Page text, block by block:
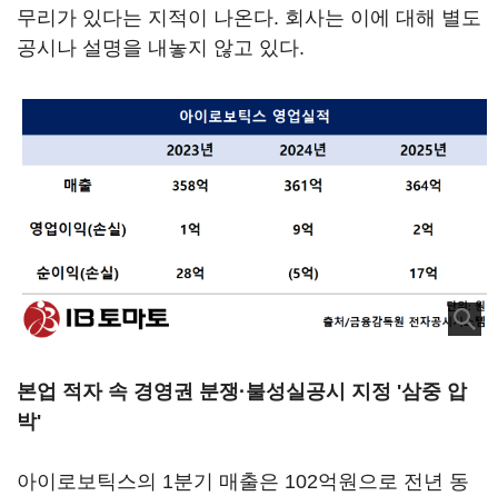
무리가 있다는 지적이 나온다. 회사는 이에 대해 별도
공시나 설명을 내놓지 않고 있다.
본업 적자 속 경영권 분쟁·불성실공시 지정 '삼중 압
박'
아이로보틱스의 1분기 매출은 102억원으로 전년 동